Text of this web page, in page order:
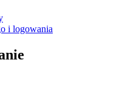
i logowania